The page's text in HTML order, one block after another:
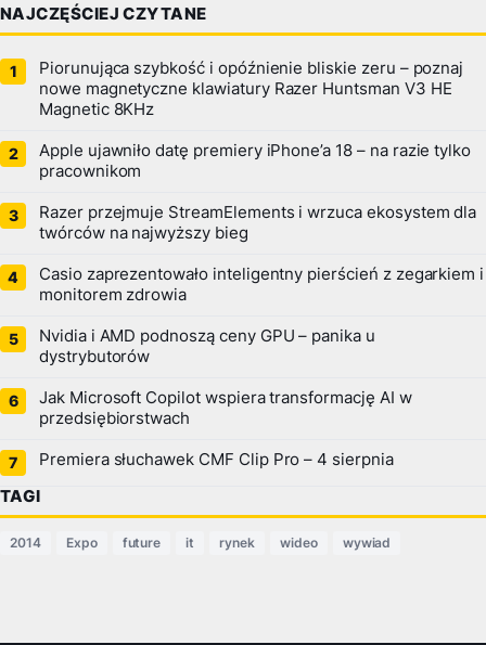
NAJCZĘŚCIEJ CZYTANE
Piorunująca szybkość i opóźnienie bliskie zeru – poznaj
nowe magnetyczne klawiatury Razer Huntsman V3 HE
Magnetic 8KHz
Apple ujawniło datę premiery iPhone’a 18 – na razie tylko
pracownikom
Razer przejmuje StreamElements i wrzuca ekosystem dla
twórców na najwyższy bieg
Casio zaprezentowało inteligentny pierścień z zegarkiem i
monitorem zdrowia
Nvidia i AMD podnoszą ceny GPU – panika u
dystrybutorów
Jak Microsoft Copilot wspiera transformację AI w
przedsiębiorstwach
Premiera słuchawek CMF Clip Pro – 4 sierpnia
TAGI
2014 Expo future it rynek wideo wywiad